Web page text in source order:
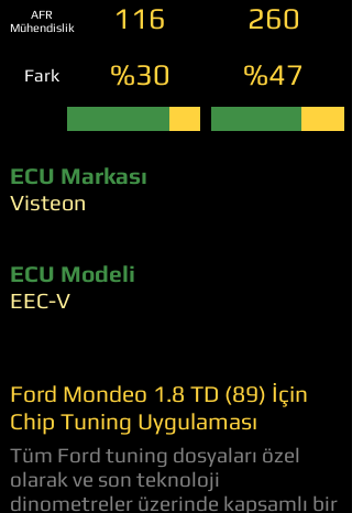
AFR
Mühendislik
116 260
Fark %30 %47
ECU Markası
Visteon
ECU Modeli
EEC-V
Ford Mondeo 1.8 TD (89) İçin
Chip Tuning Uygulaması
Tüm Ford tuning dosyaları özel
olarak ve son teknoloji
dinometreler üzerinde kapsamlı bir